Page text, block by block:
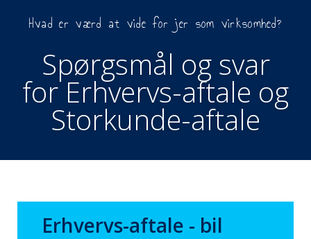
Hvad er værd at vide for jer som virksomhed?
Spørgsmål og svar
for Erhvervs-aftale og
Storkunde-aftale
Erhvervs-aftale - bil